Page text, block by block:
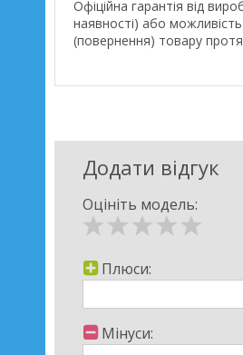
Офіційна гарантія від
наявності) або
(повернення) товару
Додати відгук
Оцініть модель:
Плюси:
Мінуси: